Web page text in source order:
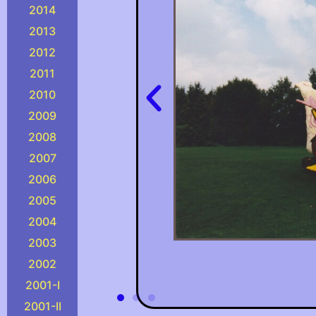
2014
2013
2012
2011
2010
2009
2008
2007
2006
2005
2004
2003
2002
2001-I
2001-II